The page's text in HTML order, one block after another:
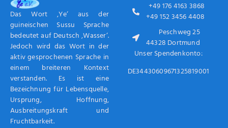
Das Wort ‚Ye‘ aus der
guineischen Sussu Sprache
bedeutet auf Deutsch ‚Wasser‘.
Jedoch wird das Wort in der
aktiv gesprochenen Sprache in
einem breiteren Kontext
verstanden. Es ist eine
Bezeichnung für Lebensquelle,
Ursprung, Hoffnung,
Ausbreitungskraft und
Fruchtbarkeit.
+49 176 4163 3868
+49 152 3456 4408
Peschweg 25
44328 Dortmund
Unser Spendenkonto:
DE34430609671325819001